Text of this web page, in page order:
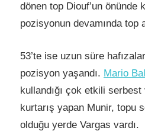
dönen top Diouf’un önünde
pozisyonun devamında top
53’te ise uzun süre
pozisyon yaşandı. Mario
kullandığı çok etkili
kurtarış yapan Munir, topu
olduğu yerde Vargas vardı.